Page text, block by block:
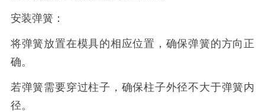
安装弹簧：
将弹簧放置在模具的相应位置，确保弹簧的方向正
确。
若弹簧需要穿过柱子，确保柱子外径不大于弹簧内
径。